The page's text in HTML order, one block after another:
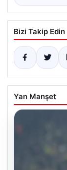
Bizi Takip Edin
Yan Manşet